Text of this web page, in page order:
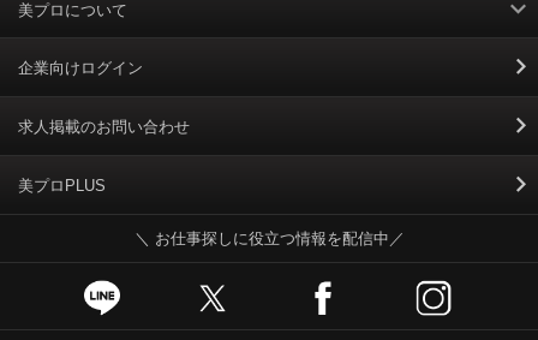
美プロについて
利用規約
掲載規約
個人情報保護ポリシー
個人情報のお取り扱いについて
Cookieポリシー
企業向けログイン
求人掲載のお問い合わせ
美プロPLUS
＼ お仕事探しに役立つ情報を配信中／